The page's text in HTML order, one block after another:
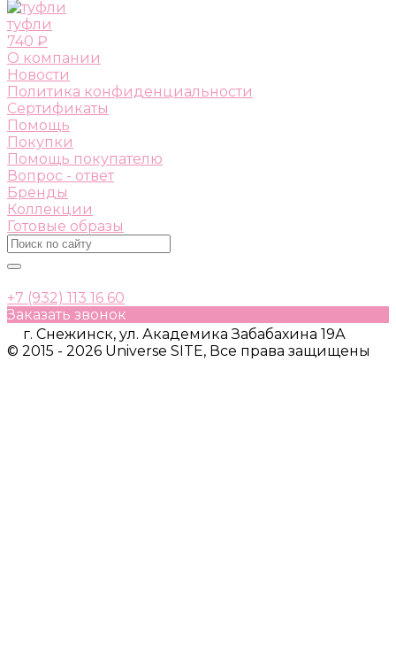
туфли
740 ₽
О компании
Новости
Политика конфиденциальности
Сертификаты
Помощь
Покупки
Помощь покупателю
Вопрос - ответ
Бренды
Коллекции
Готовые образы
+7 (932) 113 16 60
Заказать звонок
г. Снежинск, ул. Академика Забабахина 19А
© 2015 - 2026 Universe SITE, Все права защищены